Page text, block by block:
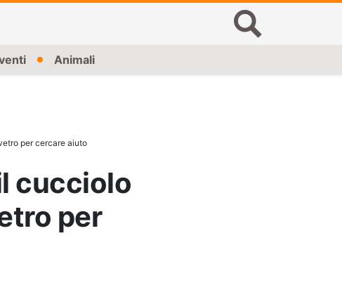
Animali
per cercare aiuto
cucciolo
per